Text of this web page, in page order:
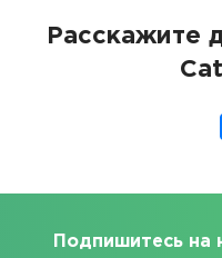
Расскажите
Подпишитесь на